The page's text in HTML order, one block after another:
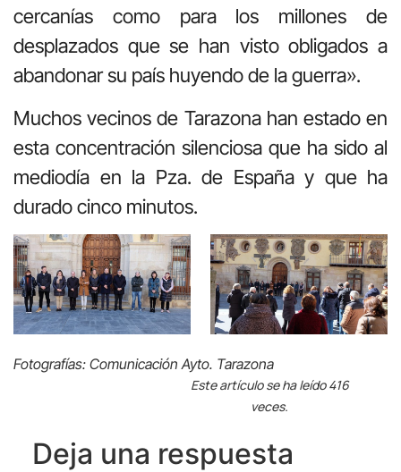
cercanías como para los millones de
desplazados que se han visto obligados a
abandonar su país huyendo de la guerra».
Muchos vecinos de Tarazona han estado en
esta concentración silenciosa que ha sido al
mediodía en la Pza. de España y que ha
durado cinco minutos.
Fotografías: Comunicación Ayto. Tarazona
Este artículo se ha leído 416
veces.
Deja una respuesta